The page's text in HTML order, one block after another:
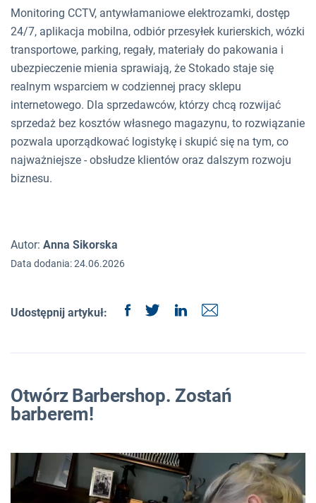
Monitoring CCTV, antywłamaniowe elektrozamki, dostęp
24/7, aplikacja mobilna, odbiór przesyłek kurierskich, wózki
transportowe, parking, regały, materiały do pakowania i
ubezpieczenie mienia sprawiają, że Stokado staje się
realnym wsparciem w codziennej pracy sklepu
internetowego. Dla sprzedawców, którzy chcą rozwijać
sprzedaż bez kosztów własnego magazynu, to rozwiązanie
pozwala uporządkować logistykę i skupić się na tym, co
najważniejsze - obsłudze klientów oraz dalszym rozwoju
biznesu.
Autor: Anna Sikorska
Data dodania: 24.06.2026
Udostępnij artykuł:
Otwórz Barbershop. Zostań
barberem!